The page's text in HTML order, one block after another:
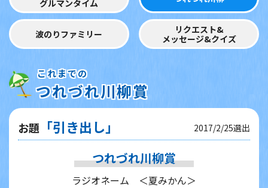
グルマンタイム
波のりファミリー
リクエスト&
メッセージ&クイズ
これまでの
つれづれ川柳賞
お題 「引き出し」 2017/2/25選出
つれづれ川柳賞
ラジオネーム ＜夏みかん＞